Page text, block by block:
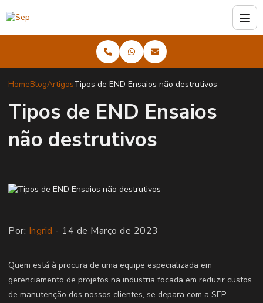
HomeBlogArtigosTipos de END Ensaios não destrutivos
Tipos de END Ensaios
não destrutivos
Por: Ingrid - 14 de Março de 2023
Quem está à procura de uma equipe especializada em
gerenciamento de projetos na industria focada em reduzir custos
de manutenção dos nossos clientes, se depara com a SEP -